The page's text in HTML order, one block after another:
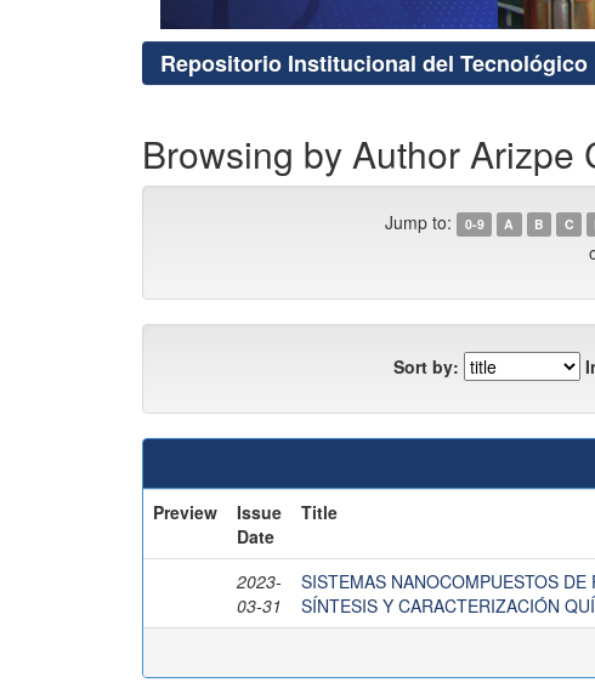
Repositorio Institucional del Tecnológico
Browsing by Author
Jump to: 0-9 A B C
Sort by:
Preview
Issue
Date
Title
2023-
03-31
SISTEMAS NANOCOMPUESTOS
SÍNTESIS Y CARACTERIZACIÓN